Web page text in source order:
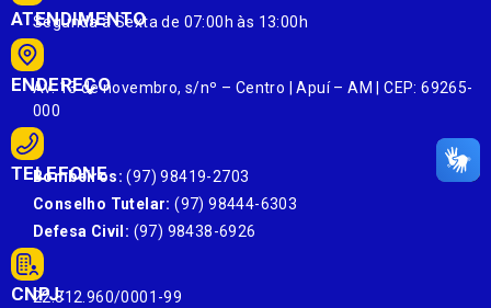
ATENDIMENTO
Segunda à Sexta de 07:00h às 13:00h
ENDEREÇO
Av. 13 de novembro, s/nº – Centro | Apuí – AM | CEP: 69265-
000
TELEFONE
Bombeiros: (97) 98419-2703
Conselho Tutelar: (97) 98444-6303
Defesa Civil: (97) 98438-6926
CNPJ:
22.812.960/0001-99